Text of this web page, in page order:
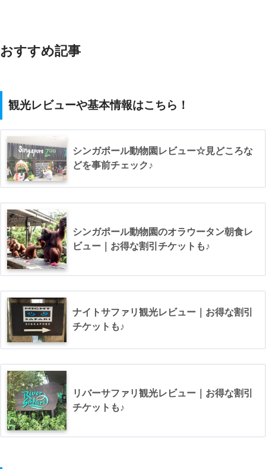
シャトルバス乗り場は出口A (EXIT A)近くです。
シャトルバス乗り場は出口Aをでて左へまっすぐ (50m
以内)
出口さえ間違えなければ問題ないハズ。
▼AMK HUBというショッピングモール裏に目標のバス停がありま
おすすめ記事
観光レビューや基本情報はこちら！
シンガポール動物園レビュー☆見どころな
どを事前チェック♪
シンガポール動物園のオラウータン朝食レ
ビュー｜お得な割引チケットも♪
ナイトサファリ観光レビュー｜お得な割引
チケットも♪
リバーサファリ観光レビュー｜お得な割引
チケットも♪